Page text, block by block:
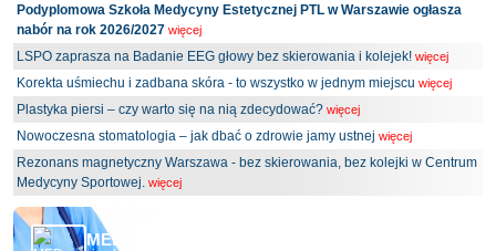
Podyplomowa Szkoła Medycyny Estetycznej PTL w Warszawie ogłasza
nabór na rok 2026/2027 więcej
LSPO zaprasza na Badanie EEG głowy bez skierowania i kolejek! więcej
Korekta uśmiechu i zadbana skóra - to wszystko w jednym miejscu więcej
Plastyka piersi – czy warto się na nią zdecydować? więcej
Nowoczesna stomatologia – jak dbać o zdrowie jamy ustnej więcej
Rezonans magnetyczny Warszawa - bez skierowania, bez kolejki w Centrum
Medycyny Sportowej. więcej
MEDserwis.pl - Ogólnopolski Portal Medyczny